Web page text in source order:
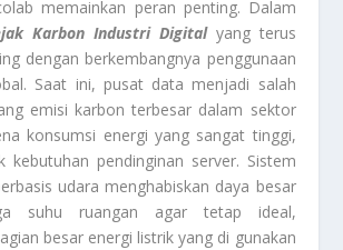
memainkan peran penting. Dalam
Karbon Industri Digitalyang terus
dengan berkembangnya penggunaan
Saat ini, pusat data menjadi salah
emisi karbon terbesar dalam sektor
konsumsi energi yang sangat tinggi,
kebutuhan pendinginan server. Sistem
udara menghabiskan daya besar
suhu ruangan agar tetap ideal,
besar energi listrik yang di gunakan